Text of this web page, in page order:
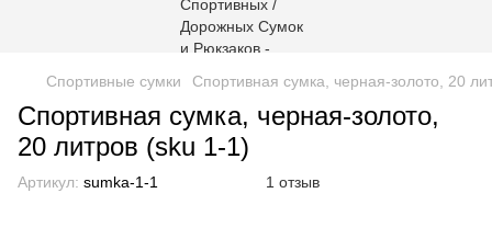
Спортивные сумки Спортивная сумка, черная-золото, 20
Спортивная сумка, черная-золото,
20 литров (sku 1-1)
Артикул: sumka-1-1 1 отзыв